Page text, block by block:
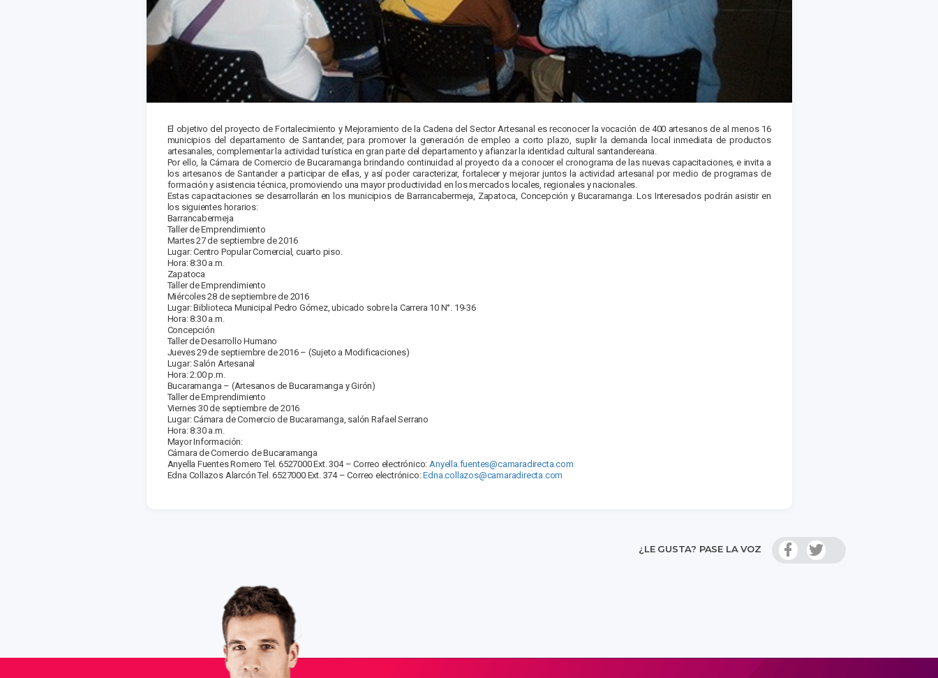
El objetivo del proyecto de Fortalecimiento y Mejoramiento de la Cadena del Sector Artesanal es reconocer la vocación de 400 artesanos de al menos 16
municipios del departamento de Santander, para promover la generación de empleo a corto plazo, suplir la demanda local inmediata de productos
artesanales, complementar la actividad turística en gran parte del departamento y afianzar la identidad cultural santandereana.
Por ello, la Cámara de Comercio de Bucaramanga brindando continuidad al proyecto da a conocer el cronograma de las nuevas capacitaciones, e invita a
los artesanos de Santander a participar de ellas, y así poder caracterizar, fortalecer y mejorar juntos la actividad artesanal por medio de programas de
formación y asistencia técnica, promoviendo una mayor productividad en los mercados locales, regionales y nacionales.
Estas capacitaciones se desarrollarán en los municipios de Barrancabermeja, Zapatoca, Concepción y Bucaramanga. Los Interesados podrán asistir en
los siguientes horarios:
Barrancabermeja
Taller de Emprendimiento
Martes 27 de septiembre de 2016
Lugar: Centro Popular Comercial, cuarto piso.
Hora: 8:30 a.m.
Zapatoca
Taller de Emprendimiento
Miércoles 28 de septiembre de 2016
Lugar: Biblioteca Municipal Pedro Gómez, ubicado sobre la Carrera 10 N°. 19-36
Hora: 8:30 a.m.
Concepción
Taller de Desarrollo Humano
Jueves 29 de septiembre de 2016 – (Sujeto a Modificaciones)
Lugar: Salón Artesanal
Hora: 2:00 p.m.
Bucaramanga – (Artesanos de Bucaramanga y Girón)
Taller de Emprendimiento
Viernes 30 de septiembre de 2016
Lugar: Cámara de Comercio de Bucaramanga, salón Rafael Serrano
Hora: 8:30 a.m.
Mayor Información:
Cámara de Comercio de Bucaramanga
Anyella Fuentes Romero Tel. 6527000 Ext. 304 – Correo electrónico: Anyella.fuentes@camaradirecta.com
Edna Collazos Alarcón Tel. 6527000 Ext. 374 – Correo electrónico:Edna.collazos@camaradirecta.com
¿LE GUSTA? PASE LA VOZ